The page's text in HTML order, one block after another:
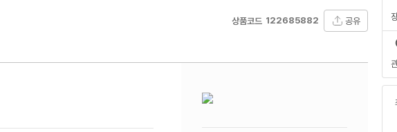
상품코드 122685882 공유